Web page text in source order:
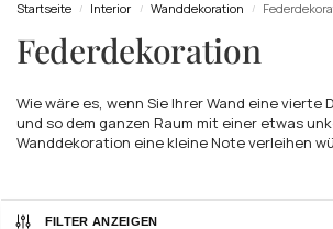
Startseite / Interior / Wanddekoration /
Federdekoration
Wie wäre es, wenn Sie Ihrer Wand eine vierte
und so dem ganzen Raum mit einer etwas
Wanddekoration eine kleine Note verleihen
FILTER ANZEIGEN